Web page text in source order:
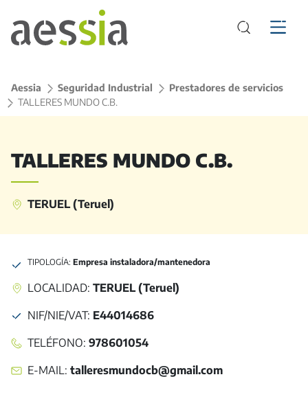
Aessia > Seguridad Industrial > Prestadores de servicios
TALLERES MUNDO C.B.
TALLERES MUNDO C.B.
TERUEL (Teruel)
TIPOLOGÍA: Empresa instaladora/mantenedora
LOCALIDAD: TERUEL (Teruel)
NIF/NIE/VAT: E44014686
TELÉFONO: 978601054
E-MAIL: talleresmundocb@gmail.com